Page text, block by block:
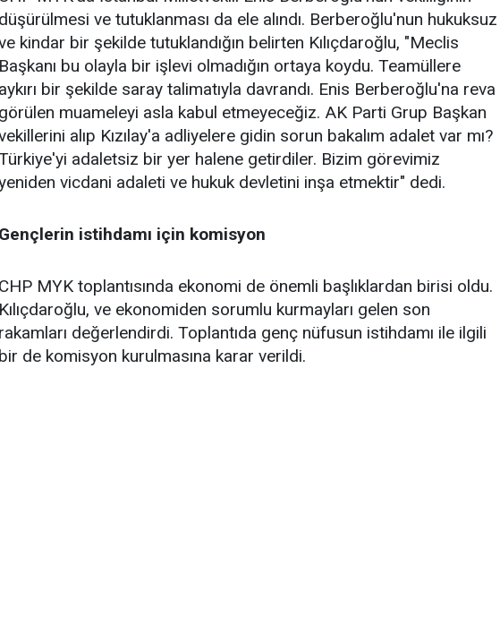
düşürülmesi ve tutuklanması da ele alındı. Berberoğlu'nun hukuksuz
kindar bir şekilde tutuklandığın belirten Kılıçdaroğlu, "Meclis
Başkanı bu olayla bir işlevi olmadığın ortaya koydu. Teamüllere
aykırı bir şekilde saray talimatıyla davrandı. Enis Berberoğlu'na reva
görülen muameleyi asla kabul etmeyeceğiz. AK Parti Grup Başkan
alıp Kızılay'a adliyelere gidin sorun bakalım adalet var mı?
adaletsiz bir yer halene getirdiler. Bizim görevimiz
vicdani adaleti ve hukuk devletini inşa etmektir" dedi.
Gençlerin istihdamı için komisyon
CHP MYK toplantısında ekonomi de önemli başlıklardan birisi oldu.
Kılıçdaroğlu, ve ekonomiden sorumlu kurmayları gelen son
rakamları değerlendirdi. Toplantıda genç nüfusun istihdamı ile ilgili
bir de komisyon kurulmasına karar verildi.